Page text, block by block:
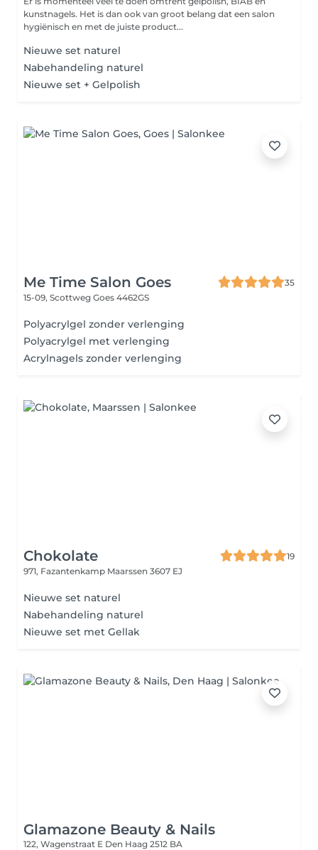
kunstnagels. Het is dan ook van groot belang dat een salon
hygiënisch en met de juiste product...
Nieuwe set naturel
Nabehandeling naturel
Nieuwe set + Gelpolish
Me Time Salon Goes
35
15-09, Scottweg Goes 4462GS
Polyacrylgel zonder verlenging
Polyacrylgel met verlenging
Acrylnagels zonder verlenging
Chokolate
19
971, Fazantenkamp Maarssen 3607 EJ
Nieuwe set naturel
Nabehandeling naturel
Nieuwe set met Gellak
Glamazone Beauty & Nails
122, Wagenstraat E Den Haag 2512 BA